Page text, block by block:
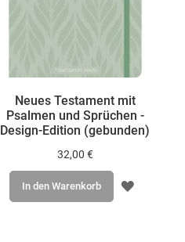
Neues Testament mit
Psalmen und Sprüchen -
Design-Edition (gebunden)
32,00 €
In den Warenkorb ZUR